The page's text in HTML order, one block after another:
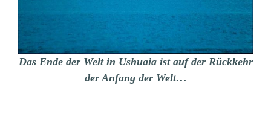
Das Ende der Welt in Ushuaia ist auf der Rückkehr
der Anfang der Welt…